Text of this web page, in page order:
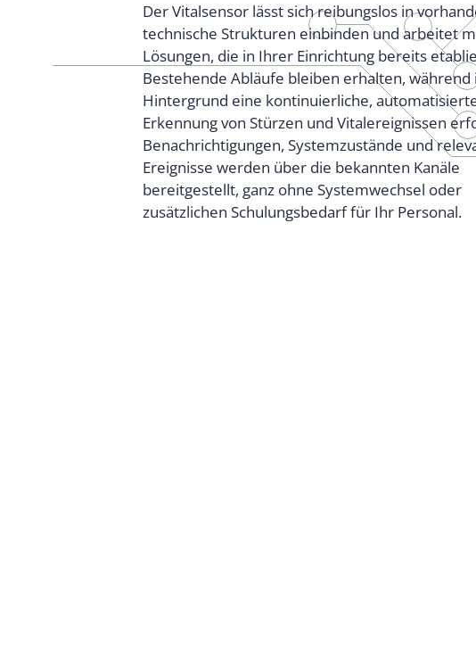
Der Vitalsensor lässt sich reibungslos in
technische Strukturen einbinden und arbeitet
Lösungen, die in Ihrer Einrichtung bereits
Bestehende Abläufe bleiben erhalten, während
Hintergrund eine kontinuierliche,
Erkennung von Stürzen und Vitalereignissen
Benachrichtigungen, Systemzustände und
Ereignisse werden über die bekannten Kanäle
bereitgestellt, ganz ohne Systemwechsel oder
zusätzlichen Schulungsbedarf für Ihr Personal.